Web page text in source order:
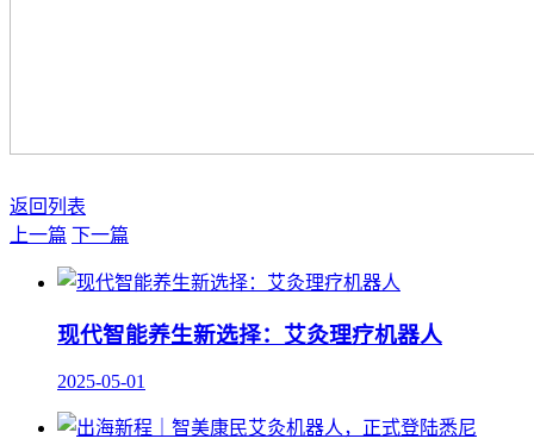
返回列表
上一篇 下一篇
现代智能养生新选择：艾灸理疗机器人
2025-05-01